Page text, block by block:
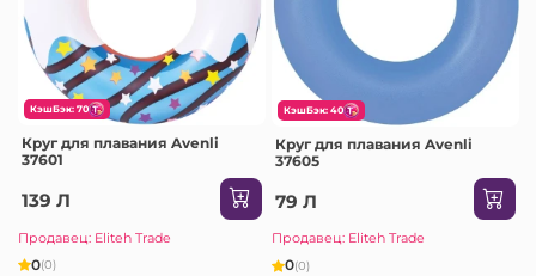
КэшБэк: 70
Круг для плавания Avenli
37601
139 Л
Продавец: Eliteh Trade
0(0)
КэшБэк: 40
Круг для плавания Avenli
37605
79 Л
Продавец: Eliteh Trade
0(0)